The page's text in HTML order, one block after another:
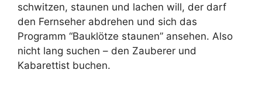
schwitzen, staunen und lachen will, der darf
den Fernseher abdrehen und sich das
Programm “Bauklötze staunen” ansehen. Also
nicht lang suchen – den Zauberer und
Kabarettist buchen.